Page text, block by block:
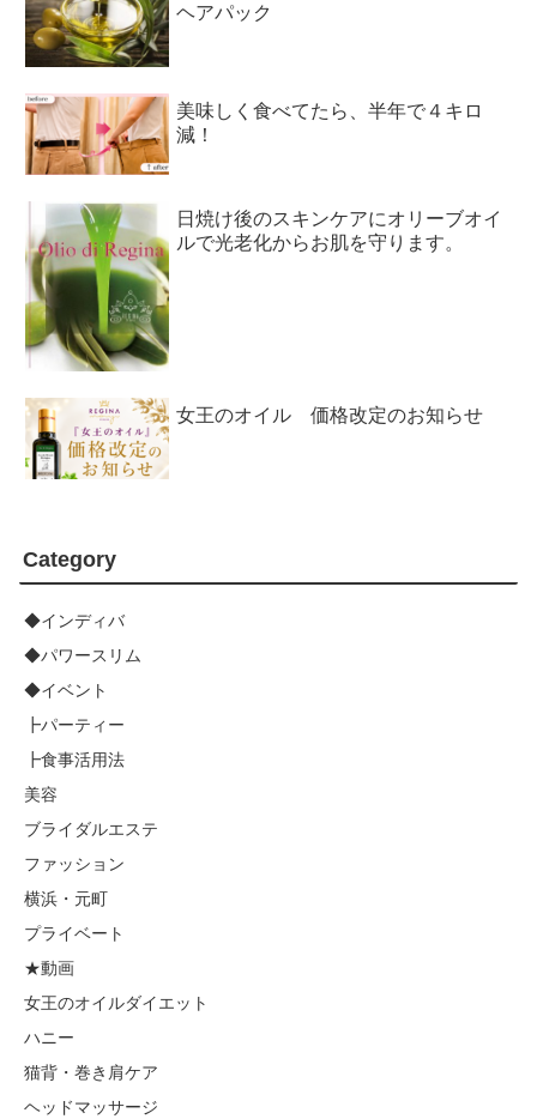
ヘアパック
美味しく食べてたら、半年で４キロ
減！
日焼け後のスキンケアにオリーブオイ
ルで光老化からお肌を守ります。
女王のオイル 価格改定のお知らせ
Category
◆インディバ
◆パワースリム
◆イベント
┣パーティー
┣食事活用法
美容
ブライダルエステ
ファッション
横浜・元町
プライベート
★動画
女王のオイルダイエット
ハニー
猫背・巻き肩ケア
ヘッドマッサージ